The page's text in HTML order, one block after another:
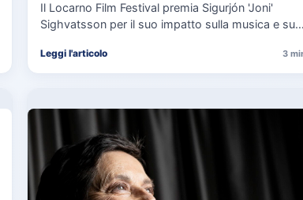
Il Locarno Film Festival premia Sigurjón 'Joni'
Sighvatsson per il suo impatto sulla musica e sul
Leggi l'articolo 3